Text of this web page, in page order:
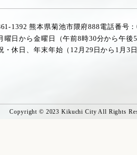
1392 熊本県菊池市隈府888電話番号：
曜日から金曜日（午前8時30分から午後5
・休日、年末年始（12月29日から1月3
Copyright © 2023 Kikuchi City All Rights